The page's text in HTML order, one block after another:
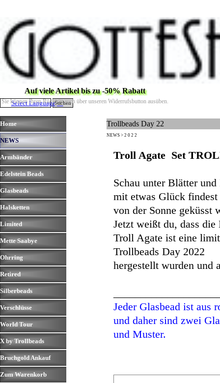
Auf viele Artikel bis zu -50% Rabatt
Sie können Ihren Rücktritt auch über unseren Widerrufsbutton ausüben.
Suchen
Select Language ▼
Menü überspringen
Home
NEWS
Armbänder
Edelstein Beads
Glasbeads
Halsketten
Limited
Mette Saabye
Ohrring
Retired
Silberbeads
Verschlüsse
World Tour
X by Trollbeads
Bruchgold Ankauf
Zum Warenkorb
Trollbeads Day 22
NEWS > 2 0 2 2
Troll Agate Set
Schau unter Blätter
mit etwas Glück
von der Sonne geküsst
Jetzt weißt du, dass
Troll Agate ist eine
Trollbeads Day 2022
hergestellt wurden und
Jeder Glasbead ist aus
und daher sind zwei
und Muster.